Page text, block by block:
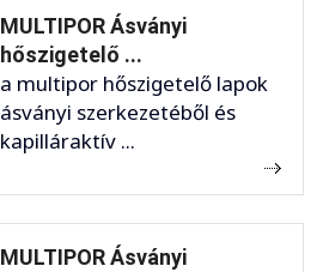
MULTIPOR Ásványi
hőszigetelő ...
a multipor hőszigetelő lapok
ásványi szerkezetéből és
kapilláraktív ...
MULTIPOR Ásványi